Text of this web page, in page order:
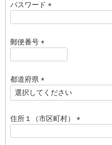
)
パスワード
)
郵便番号
須
)
都道府県
(
必
須
)
住所１（市区町村）